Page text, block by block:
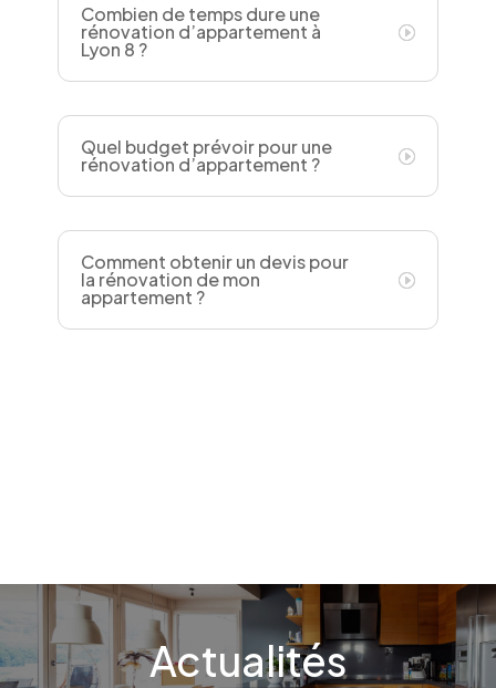
Combien de temps dure une
rénovation d’appartement à
Lyon 8 ?
Quel budget prévoir pour une
rénovation d’appartement ?
Comment obtenir un devis pour
la rénovation de mon
appartement ?
Actualités